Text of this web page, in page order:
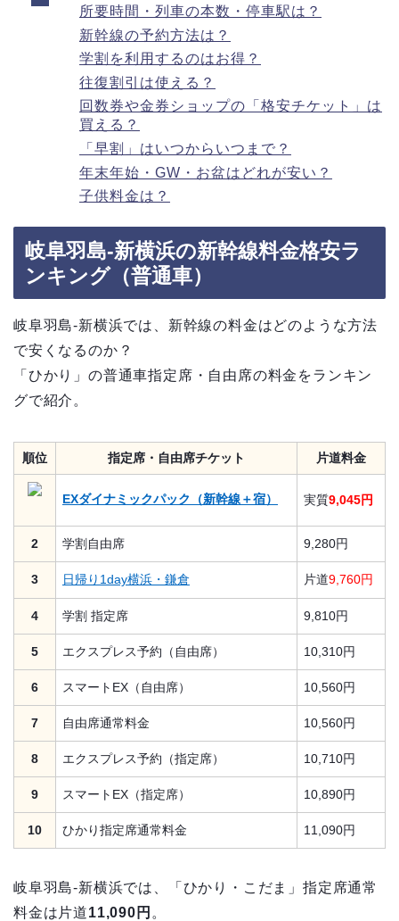
所要時間・列車の本数・停車駅は？
新幹線の予約方法は？
学割を利用するのはお得？
往復割引は使える？
回数券や金券ショップの「格安チケット」は
買える？
「早割」はいつからいつまで？
年末年始・GW・お盆はどれが安い？
子供料金は？
岐阜羽島-新横浜の新幹線料金格安ラ
ンキング（普通車）
岐阜羽島-新横浜では、新幹線の料金はどのような方法
で安くなるのか？
「ひかり」の普通車指定席・自由席の料金をランキン
グで紹介。
順位 指定席・自由席チケット 片道料金
EXダイナミックパック（新幹線＋宿） 実質9,045円
2 学割自由席 9,280円
3 日帰り1day横浜・鎌倉 片道9,760円
4 学割 指定席 9,810円
5 エクスプレス予約（自由席） 10,310円
6 スマートEX（自由席） 10,560円
7 自由席通常料金 10,560円
8 エクスプレス予約（指定席） 10,710円
9 スマートEX（指定席） 10,890円
10 ひかり指定席通常料金 11,090円
岐阜羽島-新横浜では、「ひかり・こだま」指定席通常
料金は片道11,090円 。